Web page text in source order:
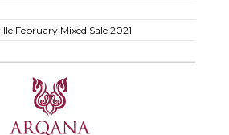
February Mixed Sale 2021